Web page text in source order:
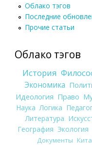
Облако тэгов
Последние
Прочие статьи
Облако тэгов
История
Экономика
Идеология Право
Наука Логика
Литература
География Экология
Документы